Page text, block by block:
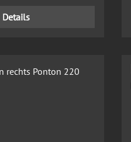
Details